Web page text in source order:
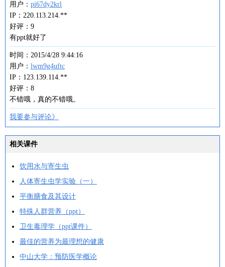
用户： pi67dy2krl
IP：220.113.214.**
好评：9
有ppt就好了
时间：2015/4/28 9:44:16
用户： lwm9g4uftc
IP：123.139.114.**
好评：8
不错哦，真的不错哦。
我要参与评论》
相关课件
饮用水与寄生虫
人体寄生虫学实验（一）
平衡膳食及其设计
特殊人群营养（ppt）
卫生毒理学（ppt课件）
最佳的营养为最理想的健康
中山大学：预防医学概论